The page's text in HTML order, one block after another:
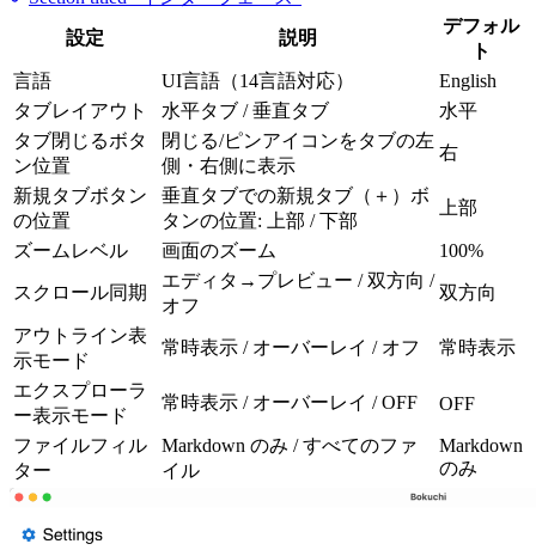
設定
説明
デフォル
ト
言語
UI言語（14言語対応）
English
タブレイアウト
水平タブ / 垂直タブ
水平
タブ閉じるボタ
ン位置
閉じる/ピンアイコンをタブの左
側・右側に表示
右
新規タブボタン
の位置
垂直タブでの新規タブ（＋）ボ
タンの位置: 上部 / 下部
上部
ズームレベル 画面のズーム 100%
スクロール同期
エディタ→プレビュー / 双方向 /
オフ
双方向
アウトライン表
示モード
常時表示 / オーバーレイ / オフ 常時表示
エクスプローラ
ー表示モード
常時表示 / オーバーレイ / OFF OFF
ファイルフィル
ター
Markdown のみ / すべてのファ
イル
Markdown
のみ